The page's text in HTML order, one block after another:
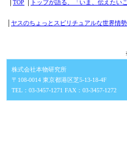
TOP トップが語る、「いま、伝えたいこ
ヤスのちょっとスピリチュアルな世界情
株式会社本物研究所
〒108-0014 東京都港区芝5-13-18-4F
TEL：03-3457-1271 FAX：03-3457-1272